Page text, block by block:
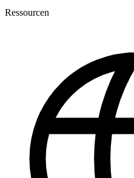
Ressourcen